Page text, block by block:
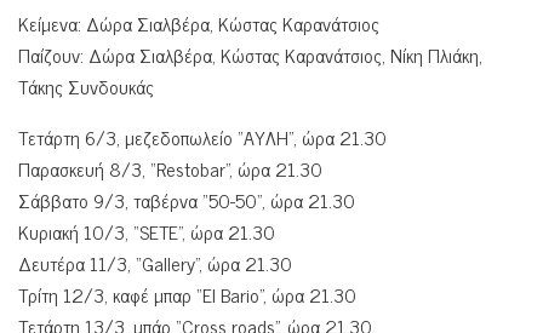
Κείμενα: Δώρα Σιαλβέρα, Κώστας Καρανάτσιος
Παίζουν: Δώρα Σιαλβέρα, Κώστας Καρανάτσιος, Νίκη Πλιάκη,
Τάκης Συνδουκάς
Τετάρτη 6/3, μεζεδοπωλείο “ΑΥΛΗ”, ώρα 21.30
Παρασκευή 8/3, “Restobar”, ώρα 21.30
Σάββατο 9/3, ταβέρνα “50-50”, ώρα 21.30
Κυριακή 10/3, “SETE”, ώρα 21.30
Δευτέρα 11/3, “Gallery”, ώρα 21.30
Τρίτη 12/3, καφέ μπαρ “El Bario”, ώρα 21.30
Τετάρτη 13/3, μπάρ “Cross roads”, ώρα 21.30